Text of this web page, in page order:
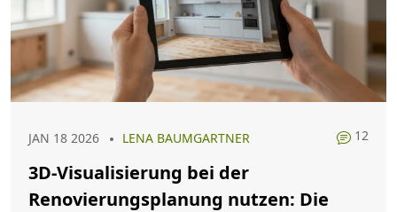
JAN 18 2026 LENA BAUMGARTNER 12
3D-Visualisierung bei der
Renovierungsplanung nutzen: Die